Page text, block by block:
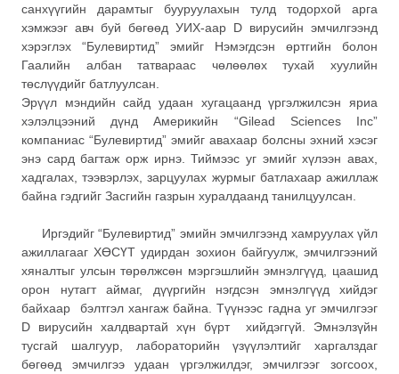
санхүүгийн дарамтыг бууруулахын тулд тодорхой арга
хэмжээг авч буй бөгөөд УИХ-аар D вирусийн эмчилгээнд
хэрэглэх “Булевиртид” эмийг Нэмэгдсэн өртгийн болон
Гаалийн албан татвараас чөлөөлөх тухай хуулийн
төслүүдийг батлуулсан.
Эрүүл мэндийн сайд удаан хугацаанд үргэлжилсэн яриа
хэлэлцээний дүнд Америкийн “Gilead Sciences Inс”
компаниас “Булевиртид” эмийг авахаар болсны эхний хэсэг
энэ сард багтаж орж ирнэ. Тиймээс уг эмийг хүлээн авах,
хадгалах, тээвэрлэх, зарцуулах журмыг батлахаар ажиллаж
байна гэдгийг Засгийн газрын хуралдаанд танилцуулсан.
Иргэдийг “Булевиртид” эмийн эмчилгээнд хамруулах үйл
ажиллагааг ХӨСҮТ удирдан зохион байгуулж, эмчилгээний
хяналтыг улсын төрөлжсөн мэргэшлийн эмнэлгүүд, цаашид
орон нутагт аймаг, дүүргийн нэгдсэн эмнэлгүүд хийдэг
байхаар бэлтгэл хангаж байна. Түүнээс гадна уг эмчилгээг
D вирусийн халдвартай хүн бүрт хийдэггүй. Эмнэлзүйн
тусгай шалгуур, лабораторийн үзүүлэлтийг харгалздаг
бөгөөд эмчилгээ удаан үргэлжилдэг, эмчилгээг зогсоох,